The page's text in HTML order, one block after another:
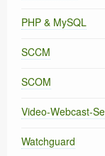
PHP & MySQL
SCCM
SCOM
Video-Webcast-
Watchguard